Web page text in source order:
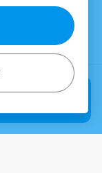
Vérifier la